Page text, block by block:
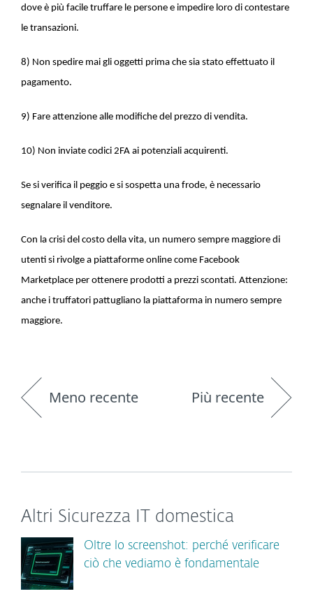
dove è più facile truffare le persone e impedire loro di contestare
le transazioni.
8) Non spedire mai gli oggetti prima che sia stato effettuato il
pagamento.
9) Fare attenzione alle modifiche del prezzo di vendita.
10) Non inviate codici 2FA ai potenziali acquirenti.
Se si verifica il peggio e si sospetta una frode, è necessario
segnalare il venditore.
Con la crisi del costo della vita, un numero sempre maggiore di
utenti si rivolge a piattaforme online come Facebook
Marketplace per ottenere prodotti a prezzi scontati. Attenzione:
anche i truffatori pattugliano la piattaforma in numero sempre
maggiore.
Meno recente Più recente
Altri Sicurezza IT domestica
Oltre lo screenshot: perché verificare
ciò che vediamo è fondamentale